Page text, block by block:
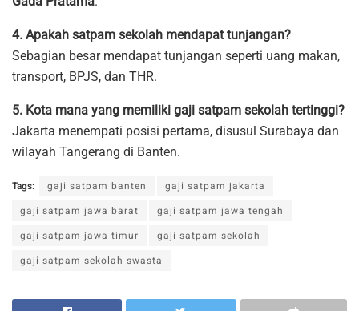
4. Apakah satpam sekolah mendapat tunjangan?
Sebagian besar mendapat tunjangan seperti uang makan,
transport, BPJS, dan THR.
5. Kota mana yang memiliki gaji satpam sekolah tertinggi?
Jakarta menempati posisi pertama, disusul Surabaya dan
wilayah Tangerang di Banten.
Tags: gaji satpam banten
gaji satpam jakarta
gaji satpam jawa barat
gaji satpam jawa tengah
gaji satpam jawa timur
gaji satpam sekolah
gaji satpam sekolah swasta